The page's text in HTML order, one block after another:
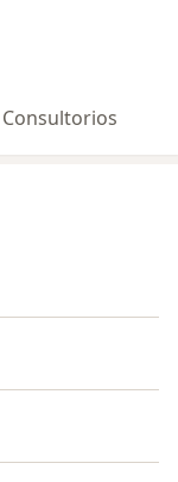
Consultorios